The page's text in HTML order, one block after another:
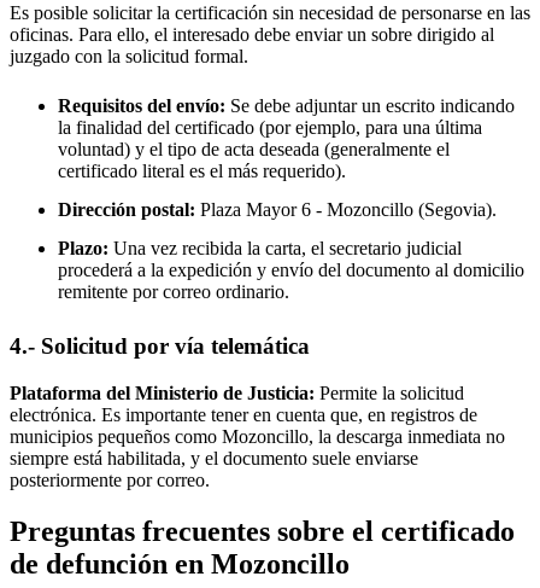
Es posible solicitar la certificación sin necesidad de personarse en las
oficinas. Para ello, el interesado debe enviar un sobre dirigido al
juzgado con la solicitud formal.
Requisitos del envío: Se debe adjuntar un escrito indicando
la finalidad del certificado (por ejemplo, para una última
voluntad) y el tipo de acta deseada (generalmente el
certificado literal es el más requerido).
Dirección postal: Plaza Mayor 6 - Mozoncillo (Segovia).
Plazo: Una vez recibida la carta, el secretario judicial
procederá a la expedición y envío del documento al domicilio
remitente por correo ordinario.
4.- Solicitud por vía telemática
Plataforma del Ministerio de Justicia: Permite la solicitud
electrónica. Es importante tener en cuenta que, en registros de
municipios pequeños como Mozoncillo, la descarga inmediata no
siempre está habilitada, y el documento suele enviarse
posteriormente por correo.
Preguntas frecuentes sobre el certificado
de defunción en Mozoncillo